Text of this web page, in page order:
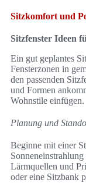
Sitzkomfort und
Sitzfenster Ideen
Ein gut geplantes
Fensterzonen in
den passenden
und Formen
Wohnstile einfügen.
Planung und
Beginne mit einer
Lärmquellen und
oder eine Sitzbank